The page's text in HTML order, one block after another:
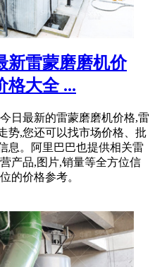
新雷蒙磨磨机价
格大全 ...
日最新的雷蒙磨磨机价格,雷
势,您还可以找市场价格、批
息。阿里巴巴也提供相关雷
产品,图片,销量等全方位信
的价格参考。